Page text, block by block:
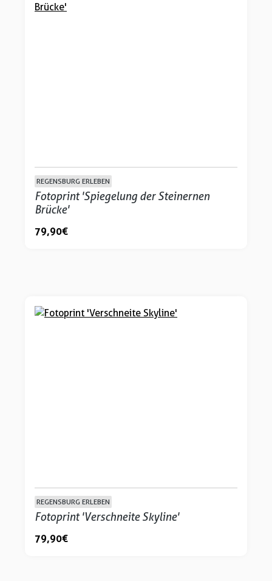
REGENSBURG ERLEBEN
Fotoprint 'Spiegelung der Steinernen
Brücke'
79,90 €
REGENSBURG ERLEBEN
Fotoprint 'Verschneite Skyline'
79,90 €